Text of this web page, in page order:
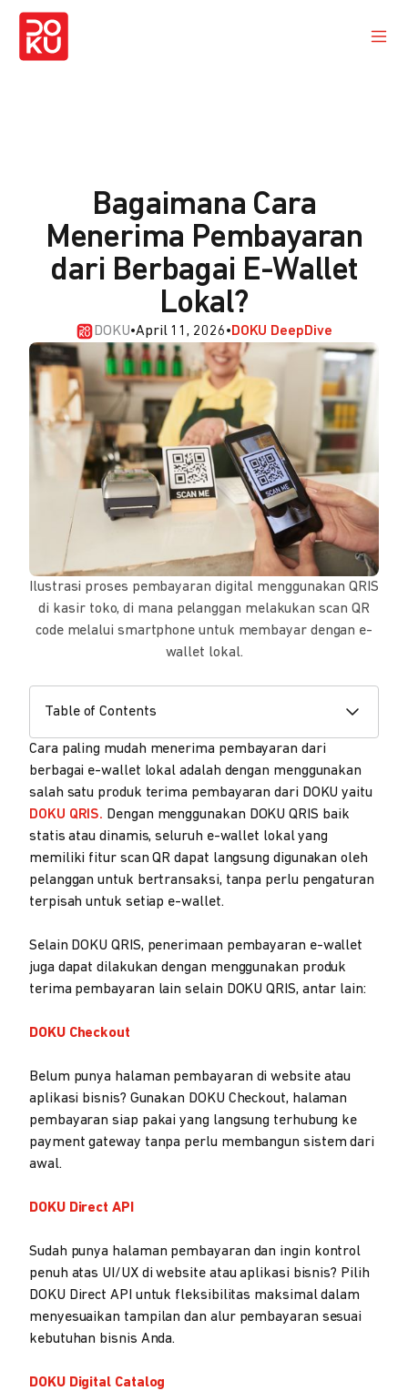
Bagaimana Cara
Menerima Pembayaran
dari Berbagai E-Wallet
Lokal?
DOKU•April 11, 2026•DOKU DeepDive
Ilustrasi proses pembayaran digital menggunakan QRIS
di kasir toko, di mana pelanggan melakukan scan QR
code melalui smartphone untuk membayar dengan e-
wallet lokal.
Table of Contents
Cara paling mudah menerima pembayaran dari
berbagai e-wallet lokal adalah dengan menggunakan
salah satu produk terima pembayaran dari DOKU yaitu
DOKU QRIS. Dengan menggunakan DOKU QRIS baik
statis atau dinamis, seluruh e-wallet lokal yang
memiliki fitur scan QR dapat langsung digunakan oleh
pelanggan untuk bertransaksi, tanpa perlu pengaturan
terpisah untuk setiap e-wallet.
Selain DOKU QRIS, penerimaan pembayaran e-wallet
juga dapat dilakukan dengan menggunakan produk
terima pembayaran lain selain DOKU QRIS, antar lain:
DOKU Checkout
Belum punya halaman pembayaran di website atau
aplikasi bisnis? Gunakan DOKU Checkout, halaman
pembayaran siap pakai yang langsung terhubung ke
payment gateway tanpa perlu membangun sistem dari
awal.
DOKU Direct API
Sudah punya halaman pembayaran dan ingin kontrol
penuh atas UI/UX di website atau aplikasi bisnis? Pilih
DOKU Direct API untuk fleksibilitas maksimal dalam
menyesuaikan tampilan dan alur pembayaran sesuai
kebutuhan bisnis Anda.
DOKU Digital Catalog